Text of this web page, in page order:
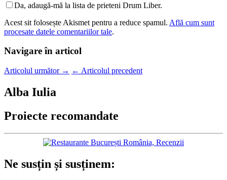
Da, adaugă-mă la lista de prieteni Drum Liber.
Acest sit folosește Akismet pentru a reduce spamul. Află cum sunt
procesate datele comentariilor tale.
Navigare în articol
Articolul următor → ← Articolul precedent
Alba Iulia
Proiecte recomandate
Ne susțin și susținem: